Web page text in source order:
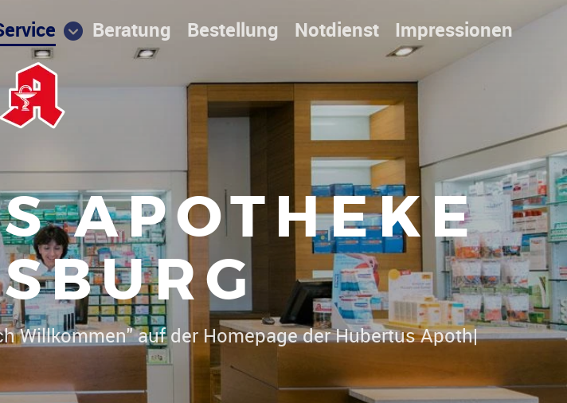
Beratung Bestellung Notdienst Impressionen
APOTHEKE
Herrmann heißt Sie|